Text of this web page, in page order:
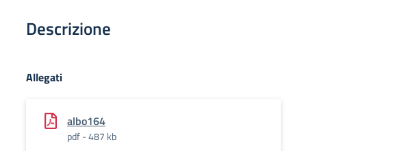
Descrizione
Allegati
albo164
pdf - 487 kb